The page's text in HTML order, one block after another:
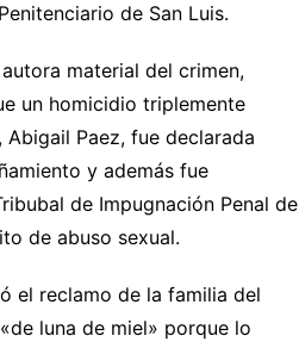
de San Luis.
material del crimen,
un homicidio triplemente
Paez, fue declarada
y además fue
de Impugnación Penal de
de abuso sexual.
el reclamo de la familia del
luna de miel» porque lo